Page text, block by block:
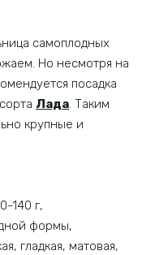
самоплодных
Но несмотря на
посадка
Лада. Таким
крупные и
140 г,
формы,
гладкая, матовая,